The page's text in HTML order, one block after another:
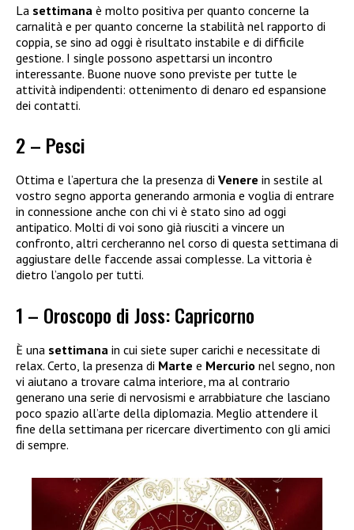
La settimana è molto positiva per quanto concerne la
carnalità e per quanto concerne la stabilità nel rapporto di
coppia, se sino ad oggi è risultato instabile e di difficile
gestione. I single possono aspettarsi un incontro
interessante. Buone nuove sono previste per tutte le
attività indipendenti: ottenimento di denaro ed espansione
dei contatti.
2 – Pesci
Ottima e l’apertura che la presenza di Venere in sestile al
vostro segno apporta generando armonia e voglia di entrare
in connessione anche con chi vi è stato sino ad oggi
antipatico. Molti di voi sono già riusciti a vincere un
confronto, altri cercheranno nel corso di questa settimana di
aggiustare delle faccende assai complesse. La vittoria è
dietro l’angolo per tutti.
1 – Oroscopo di Joss: Capricorno
È una settimana in cui siete super carichi e necessitate di
relax. Certo, la presenza di Marte e Mercurio nel segno, non
vi aiutano a trovare calma interiore, ma al contrario
generano una serie di nervosismi e arrabbiature che lasciano
poco spazio all’arte della diplomazia. Meglio attendere il
fine della settimana per ricercare divertimento con gli amici
di sempre.